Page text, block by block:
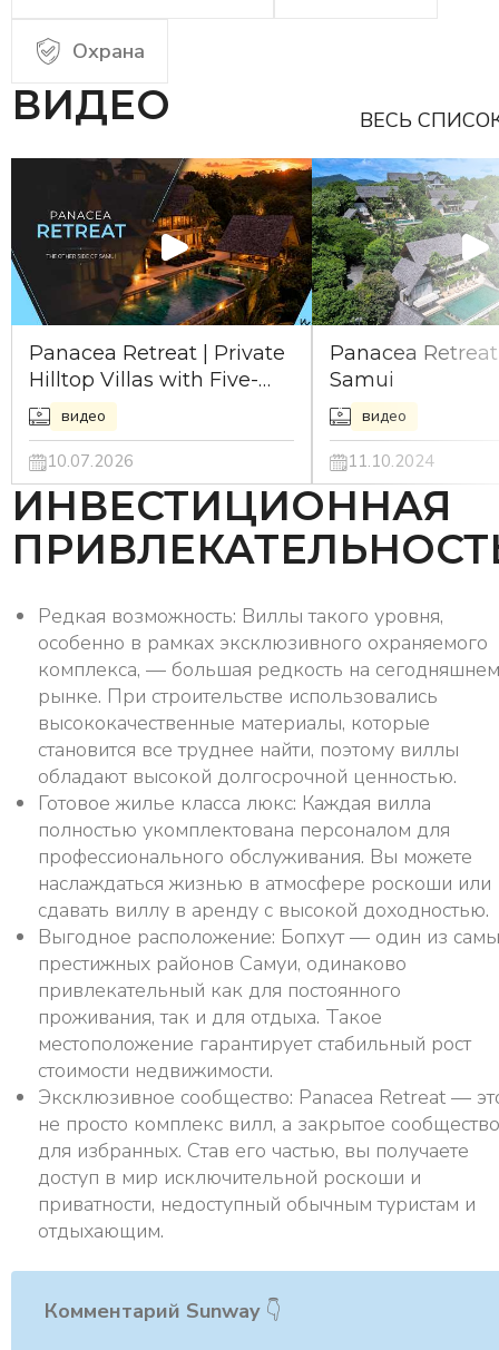
Охрана
ВИДЕО ВЕСЬ
Panacea Retreat | Private
Hilltop Villas with Five-
Star Service in Koh Samui
видео
10.07.2026
Panacea
Samui
видео
11.10.2024
ИНВЕСТИЦИОННАЯ
Редкая возможность: Виллы такого уровня,
особенно в рамках эксклюзивного охраняемого
комплекса, — большая редкость на сегодняшнем
рынке. При строительстве использовались
высококачественные материалы, которые
становится все труднее найти, поэтому виллы
обладают высокой долгосрочной ценностью.
Готовое жилье класса люкс: Каждая вилла
полностью укомплектована персоналом для
профессионального обслуживания. Вы можете
наслаждаться жизнью в атмосфере роскоши или
сдавать виллу в аренду с высокой доходностью.
Выгодное расположение: Бопхут — один из
престижных районов Самуи, одинаково
привлекательный как для постоянного
проживания, так и для отдыха. Такое
местоположение гарантирует стабильный рост
стоимости недвижимости.
Эксклюзивное сообщество: Panacea Retreat —
не просто комплекс вилл, а закрытое сообщество
для избранных. Став его частью, вы получаете
доступ в мир исключительной роскоши и
приватности, недоступный обычным туристам и
отдыхающим.
Комментарий Sunway👇